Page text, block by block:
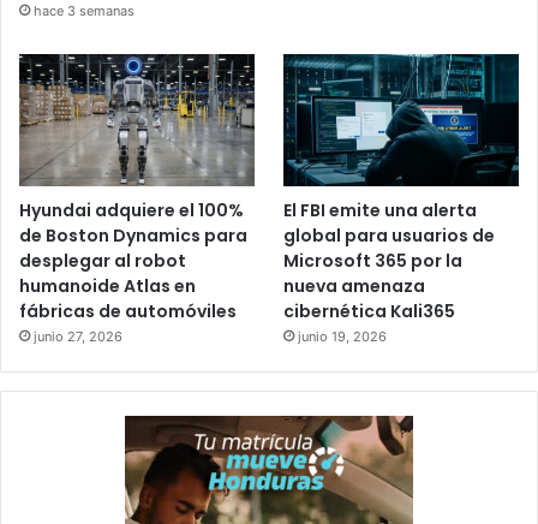
hace 3 semanas
Hyundai adquiere el 100%
de Boston Dynamics para
desplegar al robot
humanoide Atlas en
fábricas de automóviles
junio 27, 2026
El FBI emite una alerta
global para usuarios de
Microsoft 365 por la
nueva amenaza
cibernética Kali365
junio 19, 2026